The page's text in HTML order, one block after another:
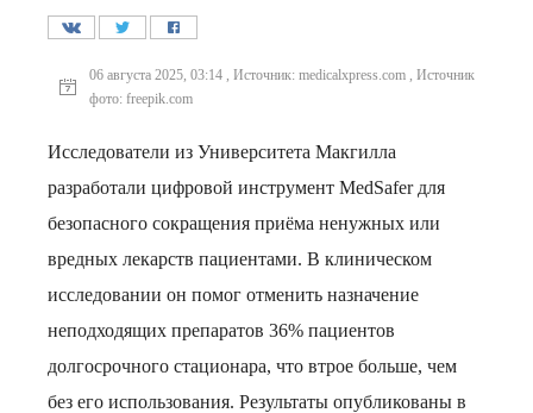
06 августа 2025, 03:14 , Источник: medicalxpress.com , Источник
фото: freepik.com
Исследователи из Университета Макгилла
разработали цифровой инструмент MedSafer для
безопасного сокращения приёма ненужных или
вредных лекарств пациентами. В клиническом
исследовании он помог отменить назначение
неподходящих препаратов 36% пациентов
долгосрочного стационара, что втрое больше, чем
без его использования. Результаты опубликованы в